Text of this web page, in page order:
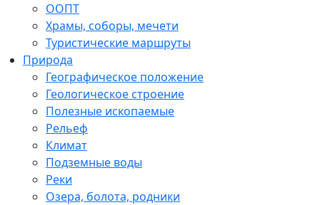
ООПТ
Храмы, соборы, мечети
Туристические маршруты
Природа
Географическое положение
Геологическое строение
Полезные ископаемые
Рельеф
Климат
Подземные воды
Реки
Озера, болота, родники